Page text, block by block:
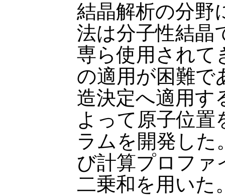
結晶解析の分野
法は分子性結晶
専ら使用されて
の適用が困難で
造決定へ適用す
よって原子位置
ラムを開発した
び計算プロファ
二乗和を用いた